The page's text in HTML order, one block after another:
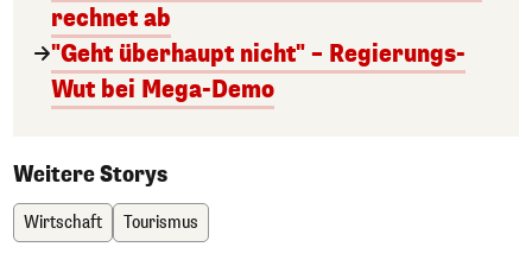
rechnet ab
"Geht überhaupt nicht" – Regierungs-
Wut bei Mega-Demo
Weitere Storys
Wirtschaft Tourismus